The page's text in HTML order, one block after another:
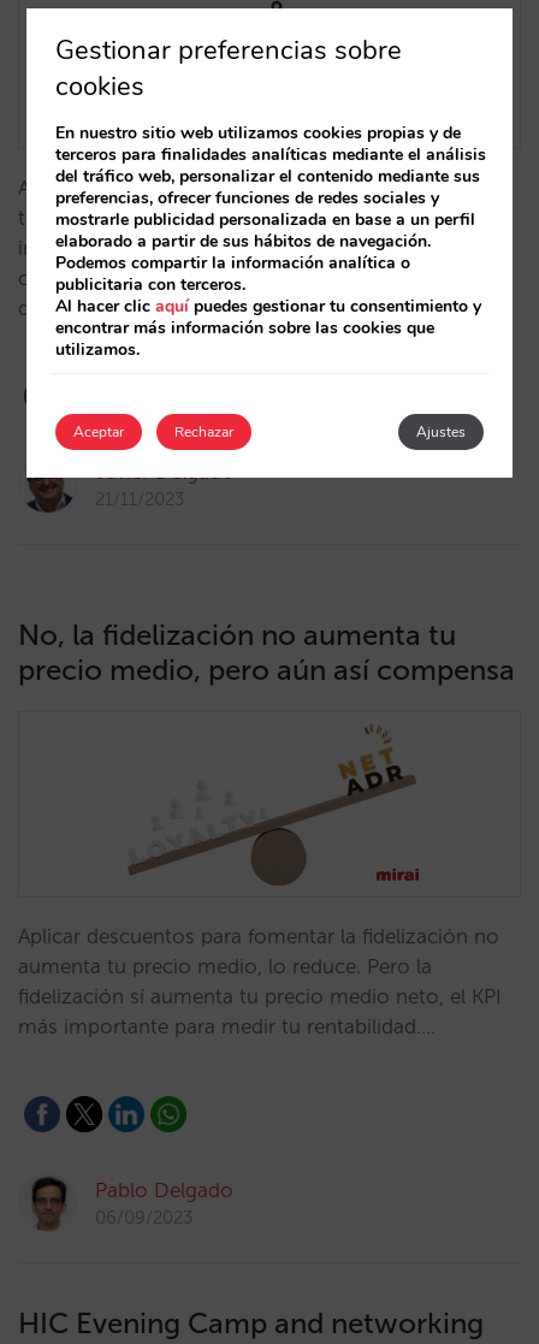
Analizamos, desde un prisma histórico, cómo la
tecnología ha influido en la transformación de la
industria hotelera a lo largo del tiempo,
convirtiéndose en clave para la optimización de la
distribución y la venta directa de los hoteles.…
Javier Delgado
21/11/2023
No, la fidelización no aumenta tu
precio medio, pero aún así compensa
Aplicar descuentos para fomentar la fidelización no
aumenta tu precio medio, lo reduce. Pero la
fidelización sí aumenta tu precio medio neto, el KPI
más importante para medir tu rentabilidad.…
Pablo Delgado
06/09/2023
HIC Evening Camp and networking
Gestionar preferencias sobre
cookies
En nuestro sitio web utilizamos cookies propias y de
terceros para finalidades analíticas mediante el análisis
del tráfico web, personalizar el contenido mediante sus
preferencias, ofrecer funciones de redes sociales y
mostrarle publicidad personalizada en base a un perfil
elaborado a partir de sus hábitos de navegación.
Podemos compartir la información analítica o
publicitaria con terceros.
Al hacer clicaquípuedes gestionar tu consentimiento y
encontrar más información sobre las cookies que
utilizamos.
Aceptar Ajustes
Rechazar